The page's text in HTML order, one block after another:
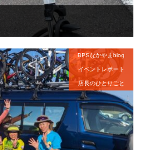
BPSなかやまblog
イベントレポート
店長のひとりごと